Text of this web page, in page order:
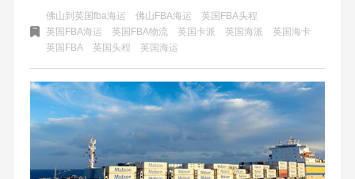
分沟通协商，确保货物安全及时送达。
佛山到英国fba海运 佛山FBA海运
英国FBA头程
英国FBA海运
英国FBA物流 英国卡派 英国海派
英国海卡
英国FBA
英国头程 英国海运